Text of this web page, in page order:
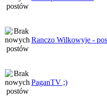
Ranczo Wilkowyje -
PaganTV ;)